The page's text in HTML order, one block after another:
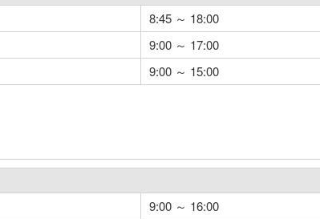
8:45 ～ 18:00
9:00 ～ 17:00
9:00 ～ 15:00
9:00 ～ 16:00